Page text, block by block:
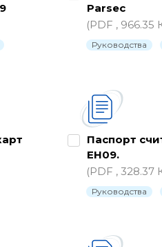
с
материалы
и декларации
Parsec
(PDF , 966.35
Руководства
Паспорт
EH09.
(PDF , 328.37
Руководства